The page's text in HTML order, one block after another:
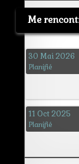
Me
30 Mai 2026
Planifié
11 Oct 2025
Planifié